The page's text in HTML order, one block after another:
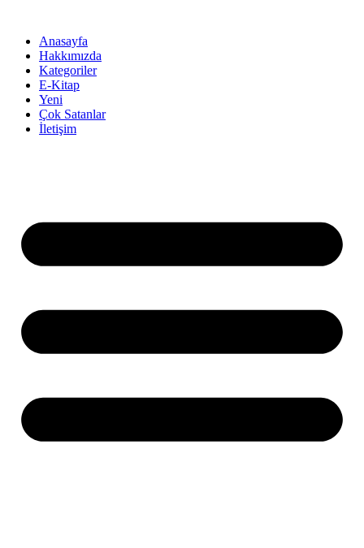
Anasayfa
Hakkımızda
Kategoriler
E-Kitap
Yeni
Çok Satanlar
İletişim